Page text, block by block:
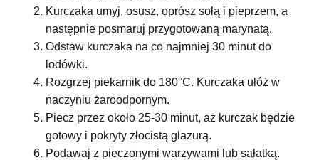
Kurczaka umyj, osusz, oprósz solą i pieprzem, a
następnie posmaruj przygotowaną marynatą.
Odstaw kurczaka na co najmniej 30 minut do
lodówki.
Rozgrzej piekarnik do 180°C. Kurczaka ułóż w
naczyniu żaroodpornym.
Piecz przez około 25-30 minut, aż kurczak będzie
gotowy i pokryty złocistą glazurą.
Podawaj z pieczonymi warzywami lub sałatką.